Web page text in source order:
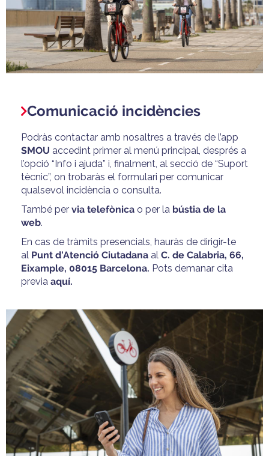
Comunicació incidències
Podràs contactar amb nosaltres a través de l’app
SMOU accedint primer al menú principal, després a
l’opció “Info i ajuda” i, finalment, al secció de “Suport
tècnic”, on trobaràs el formulari per comunicar
qualsevol incidència o consulta.
També per via telefònica o per la bústia de la
web.
En cas de tràmits presencials, hauràs de dirigir-te
al Punt d'Atenció Ciutadana al C. de Calabria, 66,
Eixample, 08015 Barcelona. Pots demanar cita
previa aquí.